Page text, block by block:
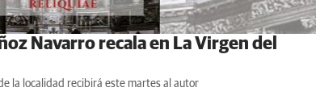
Navarro recala en La Virgen del
la localidad recibirá este martes al autor